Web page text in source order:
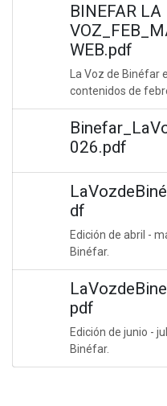
BINEFAR LA
WEB.pdf
La Voz de Binéfar
contenidos de
026.pdf
df
Edición de abril -
Binéfar.
pdf
Edición de junio -
Binéfar.